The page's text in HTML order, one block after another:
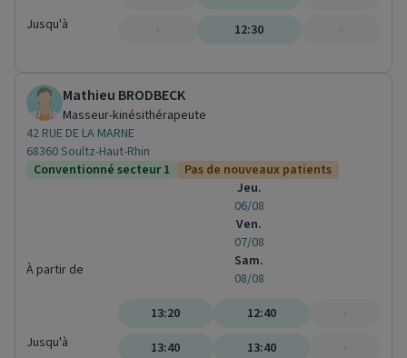
Jusqu'à
-
12:30
-
Mathieu BRODBECK
Masseur-kinésithérapeute
42 RUE DE LA MARNE
68360 Soultz-Haut-Rhin
Conventionné secteur 1
Pas de nouveaux patients
À partir de
Jusqu'à
Jeu.
06/08
Ven.
07/08
Sam.
08/08
13:20
13:40
12:40
13:40
-
-